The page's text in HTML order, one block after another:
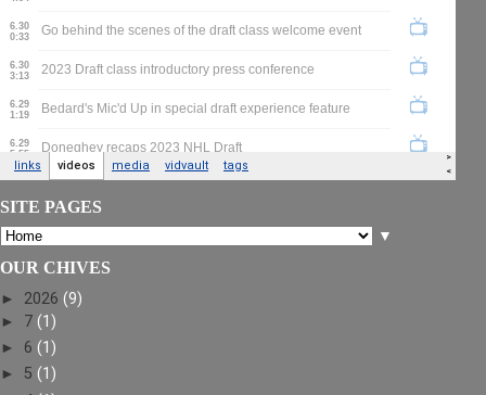
SITE PAGES
▼
OUR CHIVES
► 2026 (9)
► 7 (1)
► 6 (1)
► 5 (1)